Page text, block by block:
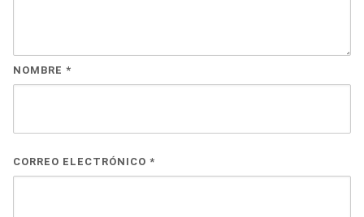
NOMBRE *
CORREO ELECTRÓNICO *